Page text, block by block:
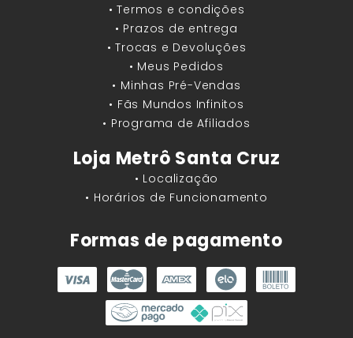
• Termos e condições
• Prazos de entrega
• Trocas e Devoluções
• Meus Pedidos
• Minhas Pré-Vendas
• Fãs Mundos Infinitos
• Programa de Afiliados
Loja Metrô Santa Cruz
• Localização
• Horários de Funcionamento
Formas de pagamento